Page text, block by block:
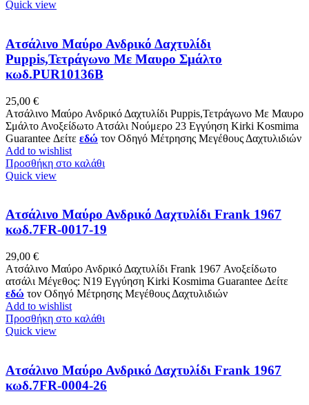
Quick view
Ατσάλινο Μαύρο Ανδρικό Δαχτυλίδι
Puppis,Τετράγωνο Με Mαυρο Σμάλτο
κωδ.PUR10136B
25,00 €
Ατσάλινο Μαύρο Ανδρικό Δαχτυλίδι Puppis,Τετράγωνο Με Mαυρο
Σμάλτο Ανοξείδωτο Ατσάλι Νούμερο 23 Εγγύηση Kirki Kosmima
Guarantee Δείτε εδώ τον Οδηγό Μέτρησης Μεγέθους Δαχτυλιδιών
Add to wishlist
Προσθήκη στο καλάθι
Quick view
Ατσάλινο Μαύρο Ανδρικό Δαχτυλίδι Frank 1967
κωδ.7FR-0017-19
29,00 €
Ατσάλινο Μαύρο Ανδρικό Δαχτυλίδι Frank 1967 Ανοξείδωτο
ατσάλι Μέγεθος: Ν19 Εγγύηση Kirki Kosmima Guarantee Δείτε
εδώ τον Οδηγό Μέτρησης Μεγέθους Δαχτυλιδιών
Add to wishlist
Προσθήκη στο καλάθι
Quick view
Ατσάλινο Μαύρο Ανδρικό Δαχτυλίδι Frank 1967
κωδ.7FR-0004-26